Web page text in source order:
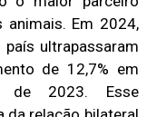
Em 2024,
ultrapassaram
de 12,7% em
de 2023. Esse